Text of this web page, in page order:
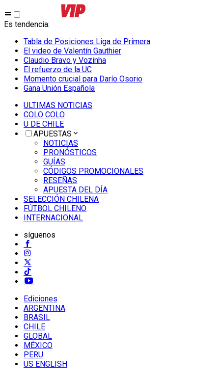
Es tendencia:
Tabla de Posiciones Liga de Primera
El video de Valentín Gauthier
Claudio Bravo y Vozinha
El refuerzo de la UC
Momento crucial para Darío Osorio
Gana Unión Española
ULTIMAS NOTICIAS
COLO COLO
U DE CHILE
APUESTAS
NOTICIAS
PRONÓSTICOS
GUÍAS
CÓDIGOS PROMOCIONALES
RESEÑAS
APUESTA DEL DÍA
SELECCIÓN CHILENA
FÚTBOL CHILENO
INTERNACIONAL
síguenos
Ediciones
ARGENTINA
BRASIL
CHILE
GLOBAL
MÉXICO
PERU
US ENGLISH